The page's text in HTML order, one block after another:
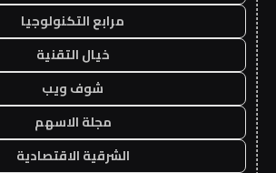
مرابع التكنولوجيا
خيال التقنية
شوف ويب
مجلة الاسهم
الشرقية الاقتصادية